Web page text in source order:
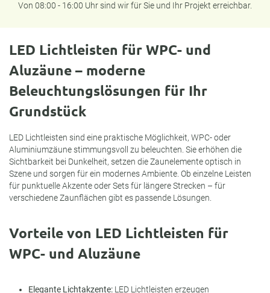
Von 08:00 - 16:00 Uhr sind wir für Sie und Ihr Projekt erreichbar.
LED Lichtleisten für WPC- und
Aluzäune – moderne
Beleuchtungslösungen für Ihr
Grundstück
LED Lichtleisten sind eine praktische Möglichkeit, WPC- oder
Aluminiumzäune stimmungsvoll zu beleuchten. Sie erhöhen die
Sichtbarkeit bei Dunkelheit, setzen die Zaunelemente optisch in
Szene und sorgen für ein modernes Ambiente. Ob einzelne Leisten
für punktuelle Akzente oder Sets für längere Strecken – für
verschiedene Zaunflächen gibt es passende Lösungen.
Vorteile von LED Lichtleisten für
WPC- und Aluzäune
Elegante Lichtakzente: LED Lichtleisten erzeugen